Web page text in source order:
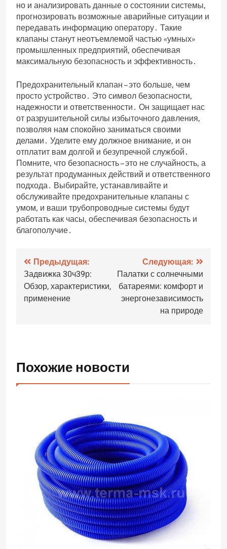
но и анализировать данные о состоянии системы‚
прогнозировать возможные аварийные ситуации и
передавать информацию оператору․ Такие
клапаны станут неотъемлемой частью «умных»
промышленных предприятий‚ обеспечивая
максимальную безопасность и эффективность․
Предохранительный клапан – это больше‚ чем
просто устройство․ Это символ безопасности‚
надежности и ответственности․ Он защищает нас
от разрушительной силы избыточного давления‚
позволяя нам спокойно заниматься своими
делами․ Уделите ему должное внимание‚ и он
отплатит вам долгой и безупречной службой․
Помните‚ что безопасность – это не случайность‚ а
результат продуманных действий и ответственного
подхода․ Выбирайте‚ устанавливайте и
обслуживайте предохранительные клапаны с
умом‚ и ваши трубопроводные системы будут
работать как часы‚ обеспечивая безопасность и
благополучие․
Навигация
по
записям
Предыдущая:
Задвижка 30ч39р:
Обзор‚ характеристики‚
применение
Следующая:
Палатки с солнечными
батареями: комфорт и
энергонезависимость
на природе
Похожие новости